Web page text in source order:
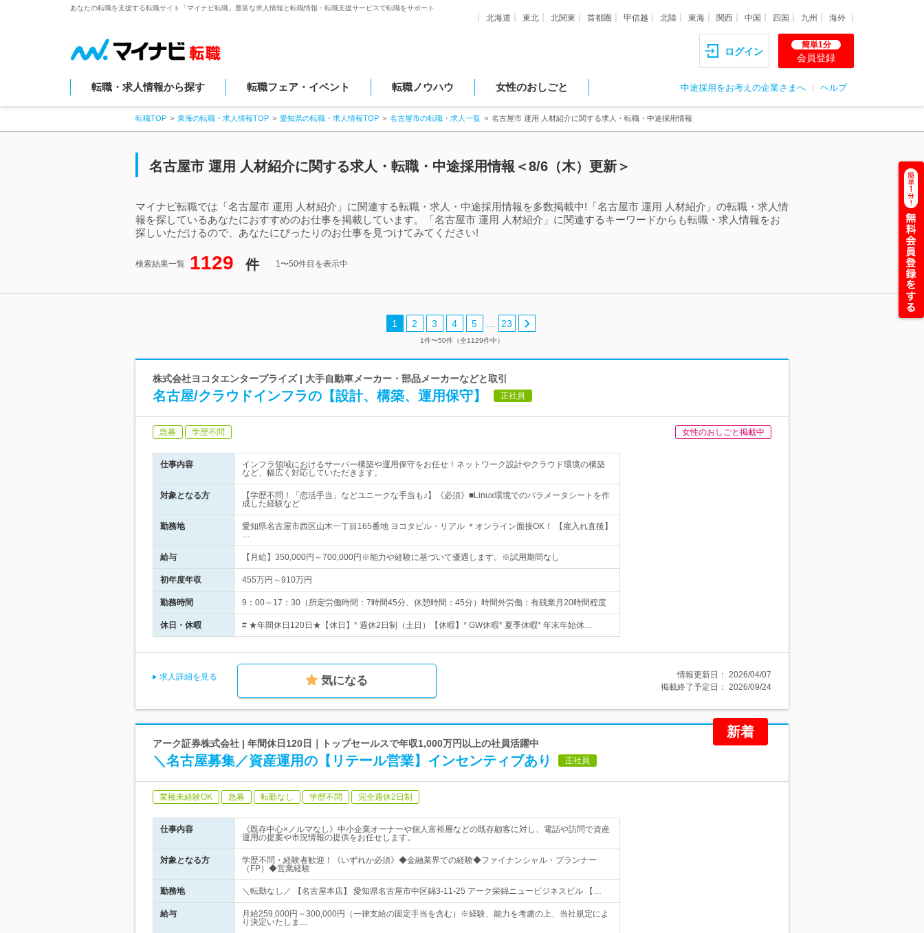
あなたの転職を支援する転職サイト「マイナビ転職」豊富な求人情報と転職情報・転職支援サービスで転職をサポート
北海道 東北 北関東 首都圏 甲信越 北陸 東海 関西 中国 四国 九州 海外
ログイン
簡単1分
会員登録
転職・求人情報から探す 転職フェア・イベント 転職ノウハウ 女性のおしごと 中途採用をお考えの企業さまへ ヘルプ
転職TOP 東海の転職・求人情報TOP 愛知県の転職・求人情報TOP 名古屋市の転職・求人一覧 名古屋市 運用 人材紹介に関する求人・転職・中途採用情報
名古屋市 運用 人材紹介に関する求人・転職・中途採用情報＜8/6（木）更新＞
マイナビ転職では「名古屋市 運用 人材紹介」に関連する転職・求人・中途採用情報を多数掲載中!「名古屋市 運用 人材紹介」の転職・求人情
報を探しているあなたにおすすめのお仕事を掲載しています。「名古屋市 運用 人材紹介」に関連するキーワードからも転職・求人情報をお
探しいただけるので、あなたにぴったりのお仕事を見つけてみてください!
検索結果一覧 1129 件 1〜50件目を表示中
1 2 3 4 5 23
1件〜50件（全1129件中）
株式会社ヨコタエンタープライズ | 大手自動車メーカー・部品メーカーなどと取引
名古屋/クラウドインフラの【設計、構築、運用保守】 正社員
急募 学歴不問 女性のおしごと掲載中
仕事内容
インフラ領域におけるサーバー構築や運用保守をお任せ！ネットワーク設計やクラウド環境の構築
など、幅広く対応していただきます。
対象となる方
【学歴不問！「恋活手当」などユニークな手当も♪】《必須》■Linux環境でのパラメータシートを作
成した経験など
勤務地
愛知県名古屋市西区山木一丁目165番地 ヨコタビル・リアル ＊オンライン面接OK！ 【雇入れ直後】
…
給与 【月給】350,000円～700,000円※能力や経験に基づいて優遇します。※試用期間なし
初年度年収 455万円～910万円
勤務時間 9：00～17：30（所定労働時間：7時間45分、休憩時間：45分）時間外労働：有残業月20時間程度
休日・休暇 # ★年間休日120日★【休日】* 週休2日制（土日）【休暇】* GW休暇* 夏季休暇* 年末年始休…
求人詳細を見る 気になる 情報更新日： 2026/04/07
掲載終了予定日： 2026/09/24
新着
アーク証券株式会社 | 年間休日120日｜トップセールスで年収1,000万円以上の社員活躍中
＼名古屋募集／資産運用の【リテール営業】インセンティブあり 正社員
業種未経験OK 急募 転勤なし 学歴不問 完全週休2日制
仕事内容
《既存中心×ノルマなし》中小企業オーナーや個人富裕層などの既存顧客に対し、電話や訪問で資産
運用の提案や市況情報の提供をお任せします。
対象となる方
学歴不問・経験者歓迎！《いずれか必須》◆金融業界での経験◆ファイナンシャル・プランナー
（FP）◆営業経験
勤務地 ＼転勤なし／ 【名古屋本店】 愛知県名古屋市中区錦3-11-25 アーク栄錦ニュービジネスビル 【…
給与
月給259,000円～300,000円（一律支給の固定手当を含む）※経験、能力を考慮の上、当社規定によ
り決定いたしま…